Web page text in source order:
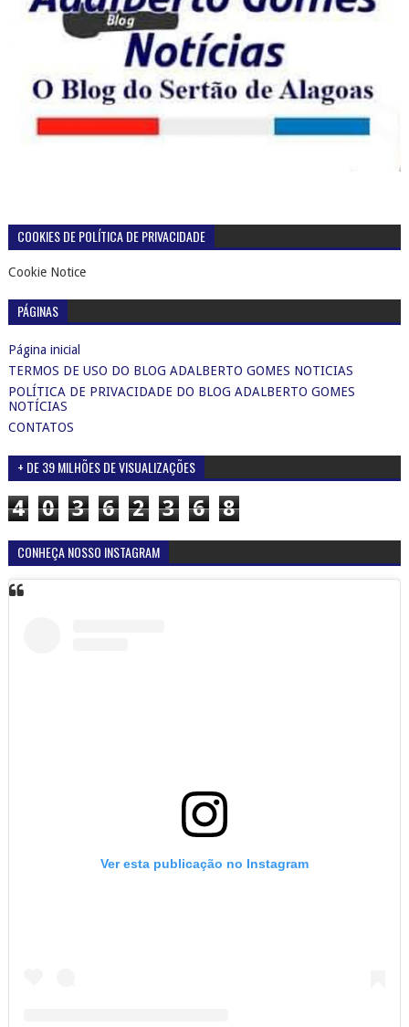
COOKIES DE POLÍTICA DE PRIVACIDADE
Cookie Notice
PÁGINAS
Página inicial
TERMOS DE USO DO BLOG ADALBERTO GOMES NOTICIAS
POLÍTICA DE PRIVACIDADE DO BLOG ADALBERTO GOMES
NOTÍCIAS
CONTATOS
+ DE 39 MILHÕES DE VISUALIZAÇÕES
4 0 3 6 2 3 6 8
CONHEÇA NOSSO INSTAGRAM
Ver esta publicação no Instagram